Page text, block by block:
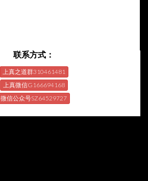
联系方式：
上真之道群310461481
上真微信G166694168
微信公众号SZ64529727